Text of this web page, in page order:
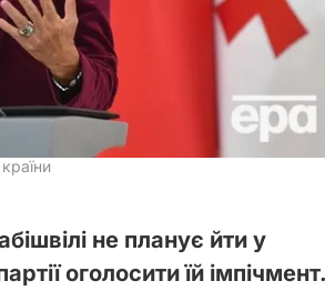
не планує йти у
оголосити їй імпічмент.